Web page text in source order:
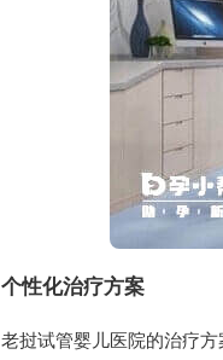
个性化治疗方案
老挝试管婴儿医院的治疗